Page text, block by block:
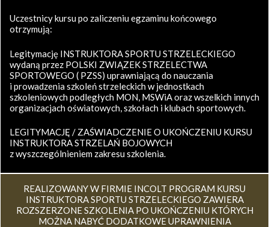
Uczestnicy kursu po zaliczeniu egzaminu końcowego
otrzymują:
Legitymację INSTRUKTORA SPORTU STRZELECKIEGO
wydaną przez POLSKI ZWIĄZEK STRZELECTWA
SPORTOWEGO ( PZSS) uprawniającą do nauczania
i prowadzenia szkoleń strzeleckich w jednostkach
szkoleniowych podległych MON, MSWiA oraz wszelkich innych
organizacjach oświatowych, szkołach i klubach sportowych.
LEGITYMACJĘ / ZAŚWIADCZENIE O UKOŃCZENIU KURSU
INSTRUKTORA STRZELAŃ BOJOWYCH
z wyszczególnieniem zakresu szkolenia.
REALIZOWANY W FIRMIE INCOLT PROGRAM KURSU
INSTRUKTORA SPORTU STRZELECKIEGO ZAWIERA
ROZSZERZONE SZKOLENIA PO UKOŃCZENIU KTÓRYCH
MOŻNA NABYĆ DODATKOWE UPRAWNIENIA